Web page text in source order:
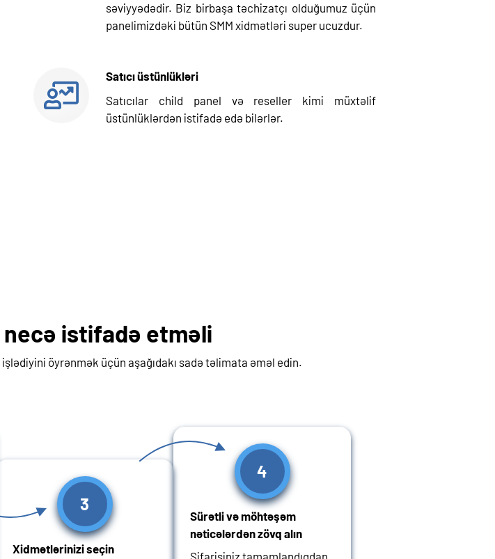
səviyyədədir. Biz birbaşa təchizatçı olduğumuz üçün
panelimizdəki bütün SMM xidmətləri super ucuzdur.
Satıcı üstünlükləri
Satıcılar child panel və reseller kimi müxtəlif
üstünlüklərdən istifadə edə bilərlər.
necə istifadə etməli
öyrənmək üçün aşağıdakı sadə təlimata əməl edin.
3
Xidmətlərinizi seçin
4
Sürətli və möhtəşəm
nəticələrdən zövq alın
Sifarişiniz tamamlandıqdan